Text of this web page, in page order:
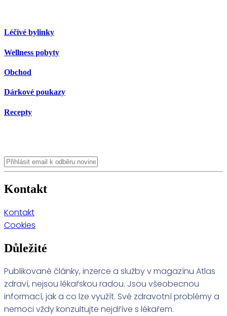
Léčivé bylinky
Wellness pobyty
Obchod
Dárkové poukazy
Recepty
Kontakt
Kontakt
Cookies
Důležité
Publikované články, inzerce a služby v magazínu Atlas
zdraví, nejsou lékařskou radou. Jsou všeobecnou
informací, jak a co lze využít. Své zdravotní problémy a
nemoci vždy konzultujte nejdříve s lékařem.